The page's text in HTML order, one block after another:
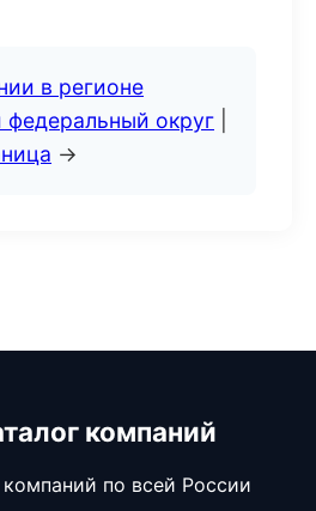
в регионе
федеральный округ
→
компаний
по всей России